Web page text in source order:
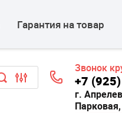
Гарантия на товар
Звонок
+7
г.
Парковая,